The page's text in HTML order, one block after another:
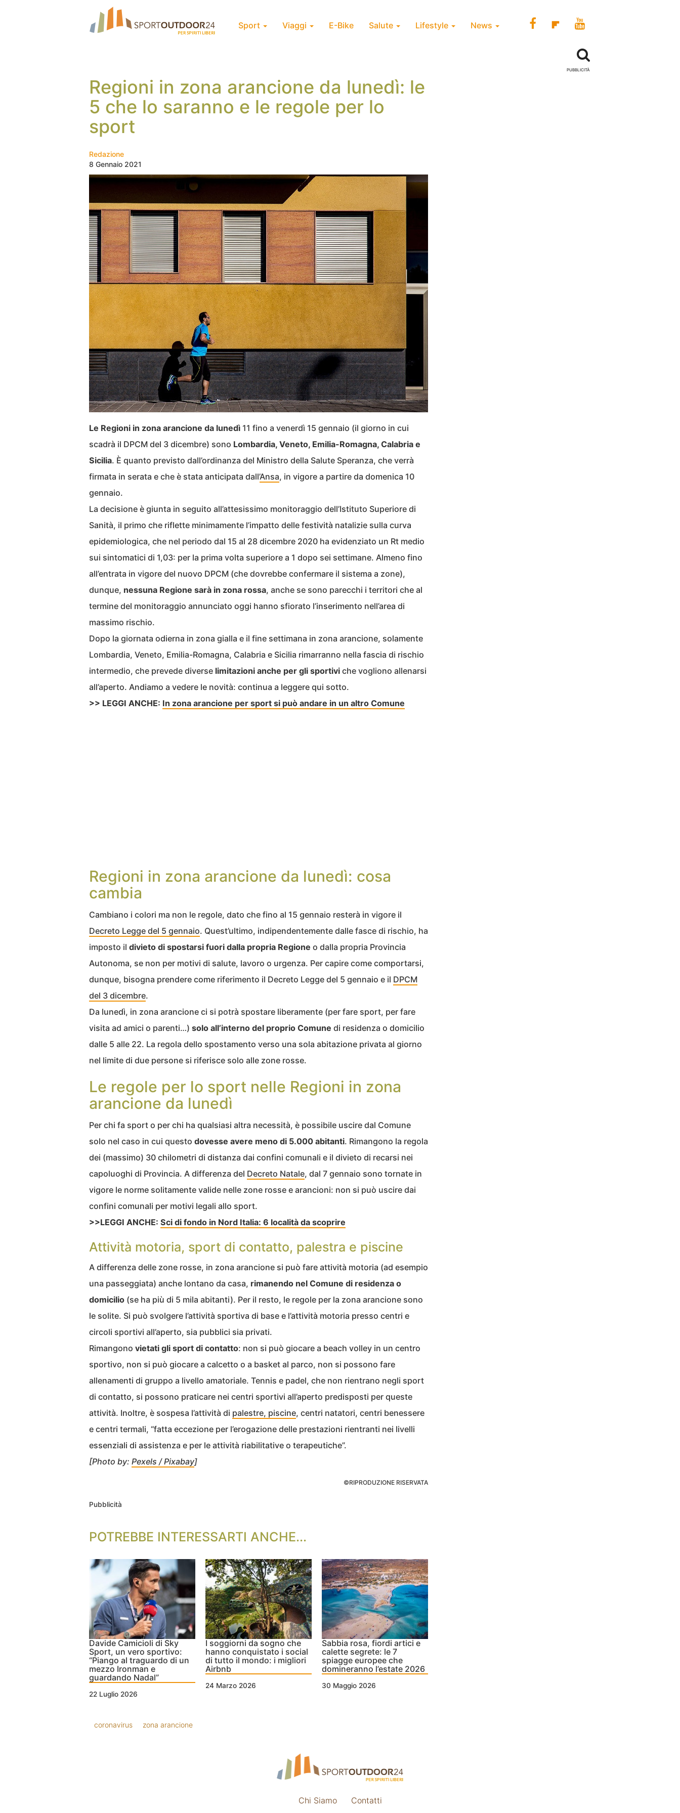
Sport Viaggi E-Bike Salute Lifestyle News
Regioni in zona arancione da lunedì: le
5 che lo saranno e le regole per lo
sport
Redazione
8 Gennaio 2021
Le Regioni in zona arancione da lunedì 11 fino a venerdì 15 gennaio (il giorno in cui
scadrà il DPCM del 3 dicembre) sono Lombardia, Veneto, Emilia-Romagna, Calabria e
Sicilia. È quanto previsto dall’ordinanza del Ministro della Salute Speranza, che verrà
firmata in serata e che è stata anticipata dall’Ansa, in vigore a partire da domenica 10
gennaio.
La decisione è giunta in seguito all’attesissimo monitoraggio dell’Istituto Superiore di
Sanità, il primo che riflette minimamente l’impatto delle festività natalizie sulla curva
epidemiologica, che nel periodo dal 15 al 28 dicembre 2020 ha evidenziato un Rt medio
sui sintomatici di 1,03: per la prima volta superiore a 1 dopo sei settimane. Almeno fino
all’entrata in vigore del nuovo DPCM (che dovrebbe confermare il sistema a zone),
dunque, nessuna Regione sarà in zona rossa, anche se sono parecchi i territori che al
termine del monitoraggio annunciato oggi hanno sfiorato l’inserimento nell’area di
massimo rischio.
Dopo la giornata odierna in zona gialla e il fine settimana in zona arancione, solamente
Lombardia, Veneto, Emilia-Romagna, Calabria e Sicilia rimarranno nella fascia di rischio
intermedio, che prevede diverse limitazioni anche per gli sportivi che vogliono allenarsi
all’aperto. Andiamo a vedere le novità: continua a leggere qui sotto.
>> LEGGI ANCHE: In zona arancione per sport si può andare in un altro Comune
Regioni in zona arancione da lunedì: cosa
cambia
Cambiano i colori ma non le regole, dato che fino al 15 gennaio resterà in vigore il
Decreto Legge del 5 gennaio. Quest’ultimo, indipendentemente dalle fasce di rischio, ha
imposto il divieto di spostarsi fuori dalla propria Regione o dalla propria Provincia
Autonoma, se non per motivi di salute, lavoro o urgenza. Per capire come comportarsi,
dunque, bisogna prendere come riferimento il Decreto Legge del 5 gennaio e il DPCM
del 3 dicembre.
Da lunedì, in zona arancione ci si potrà spostare liberamente (per fare sport, per fare
visita ad amici o parenti…) solo all’interno del proprio Comune di residenza o domicilio
dalle 5 alle 22. La regola dello spostamento verso una sola abitazione privata al giorno
nel limite di due persone si riferisce solo alle zone rosse.
Le regole per lo sport nelle Regioni in zona
arancione da lunedì
Per chi fa sport o per chi ha qualsiasi altra necessità, è possibile uscire dal Comune
solo nel caso in cui questo dovesse avere meno di 5.000 abitanti. Rimangono la regola
dei (massimo) 30 chilometri di distanza dai confini comunali e il divieto di recarsi nei
capoluoghi di Provincia. A differenza del Decreto Natale, dal 7 gennaio sono tornate in
vigore le norme solitamente valide nelle zone rosse e arancioni: non si può uscire dai
confini comunali per motivi legali allo sport.
>>LEGGI ANCHE: Sci di fondo in Nord Italia: 6 località da scoprire
Attività motoria, sport di contatto, palestra e piscine
A differenza delle zone rosse, in zona arancione si può fare attività motoria (ad esempio
una passeggiata) anche lontano da casa, rimanendo nel Comune di residenza o
domicilio (se ha più di 5 mila abitanti). Per il resto, le regole per la zona arancione sono
le solite. Si può svolgere l’attività sportiva di base e l’attività motoria presso centri e
circoli sportivi all’aperto, sia pubblici sia privati.
Rimangono vietati gli sport di contatto: non si può giocare a beach volley in un centro
sportivo, non si può giocare a calcetto o a basket al parco, non si possono fare
allenamenti di gruppo a livello amatoriale. Tennis e padel, che non rientrano negli sport
di contatto, si possono praticare nei centri sportivi all’aperto predisposti per queste
attività. Inoltre, è sospesa l’attività di palestre, piscine, centri natatori, centri benessere
e centri termali, “fatta eccezione per l’erogazione delle prestazioni rientranti nei livelli
essenziali di assistenza e per le attività riabilitative o terapeutiche”.
[Photo by: Pexels / Pixabay]
©RIPRODUZIONE RISERVATA
Pubblicità
POTREBBE INTERESSARTI ANCHE...
Davide Camicioli di Sky
Sport, un vero sportivo:
“Piango al traguardo di un
mezzo Ironman e
guardando Nadal”
22 Luglio 2026
I soggiorni da sogno che
hanno conquistato i social
di tutto il mondo: i migliori
Airbnb
24 Marzo 2026
Sabbia rosa, fiordi artici e
calette segrete: le 7
spiagge europee che
domineranno l’estate 2026
30 Maggio 2026
coronavirus zona arancione
PUBBLICITÀ
Chi Siamo Contatti